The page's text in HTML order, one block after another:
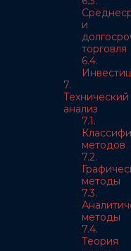
и
торговля
6.4.
7.
Технический
анализ
7.1.
методов
7.2.
методы
7.3.
методы
7.4.
Теория